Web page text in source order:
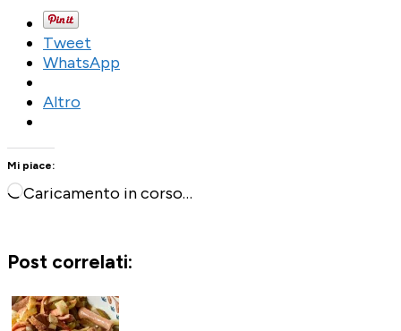
Tweet
WhatsApp
Altro
Mi piace:
Caricamento in corso…
Post correlati: